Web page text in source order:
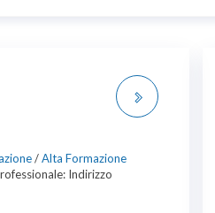
INGEGNERIA
/Alta Formazione
Indirizzo